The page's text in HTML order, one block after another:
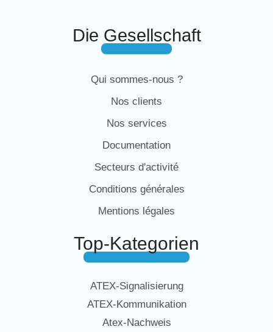
Die Gesellschaft
Qui sommes-nous ?
Nos clients
Nos services
Documentation
Secteurs d'activité
Conditions générales
Mentions légales
Top-Kategorien
ATEX-Signalisierung
ATEX-Kommunikation
Atex-Nachweis